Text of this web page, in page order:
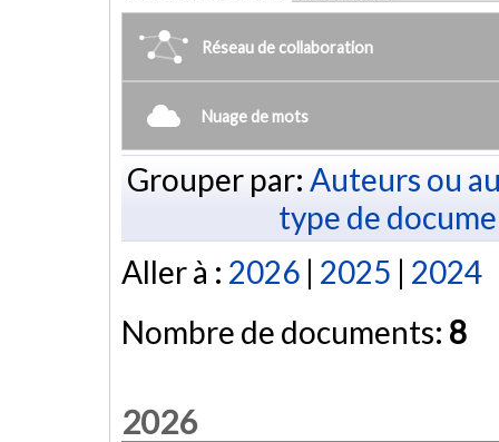
Réseau de collaboration
Nuage de mots
Grouper par: Auteurs ou
type de
Aller à : 2026 | 2025 | 2024
Nombre de documents: 8
2026